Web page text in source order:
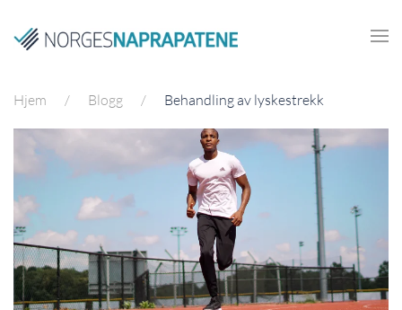
Skip to main content
Hjem Blogg Behandling av lyskestrekk